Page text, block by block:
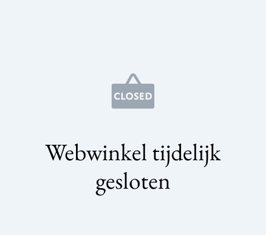
Webwinkel tijdelijk
gesloten